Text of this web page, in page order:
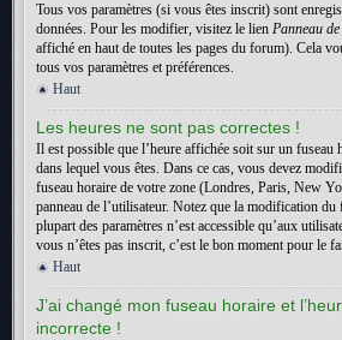
Tous vos paramètres (si vous êtes inscrit) sont
données. Pour les modifier, visitez le lien Panneau
affiché en haut de toutes les pages du forum). Cela
tous vos paramètres et préférences.
Haut
Les heures ne sont pas correctes !
Il est possible que l’heure affichée soit sur un fuseau
dans lequel vous êtes. Dans ce cas, vous devez
fuseau horaire de votre zone (Londres, Paris, New
panneau de l’utilisateur. Notez que la modification du
plupart des paramètres n’est accessible qu’aux
vous n’êtes pas inscrit, c’est le bon moment pour le
Haut
J’ai changé mon fuseau horaire et
incorrecte !